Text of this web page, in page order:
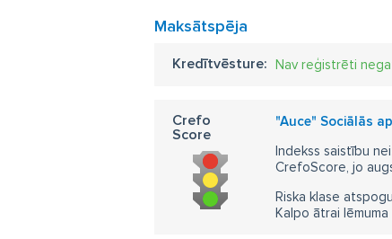
Maksātspēja
Kredītvēsture: Nav reģistrēti
Crefo
Score
"Auce" Sociālās
Indekss saistību
CrefoScore, jo
Riska klase
Kalpo ātrai lēmuma